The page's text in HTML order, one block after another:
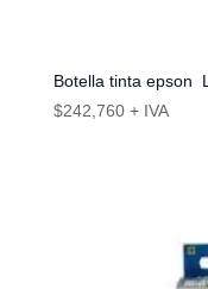
Botella tinta epson
$242,760 + IVA